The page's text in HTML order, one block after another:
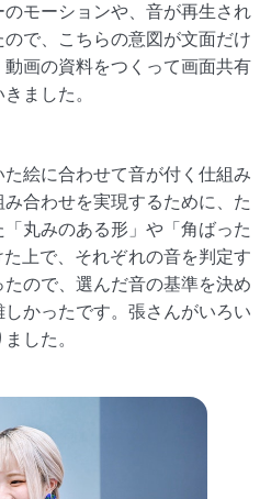
モーションや、音が再生され
で、こちらの意図が文面だけ
画の資料をつくって画面共有
ました。
絵に合わせて音が付く仕組み
合わせを実現するために、た
丸みのある形」や「角ばった
上で、それぞれの音を判定す
ので、選んだ音の基準を決め
かったです。張さんがいろい
した。